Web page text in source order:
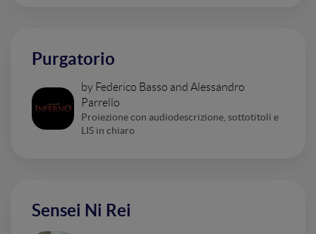
Purgatorio
by Federico Basso and Alessandro
Parrello
Proiezione con audiodescrizione, sottotitoli e
LIS in chiaro
Sensei Ni Rei